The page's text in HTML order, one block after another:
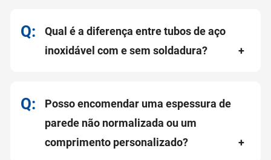
Qual é a diferença entre tubos de aço
inoxidável com e sem soldadura?
Posso encomendar uma espessura de
parede não normalizada ou um
comprimento personalizado?